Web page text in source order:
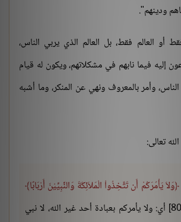
ودينهم".
أو العالم فقط، بل العالم الذي يربي الناس،
إليه فيما نابهم في مشكلاتهم، ويكون له قيام
وأمر بالمعروف ونهي عن المنكر، وما أشبه
تعالى:
وَلاَ يَأْمُرَكُمْ أَن تَتَّخِذُواْ الْمَلاَئِكَةَ وَالنِّبِيِّيْنَ أَرْبَابًا
[سورة آل عمران:80] أي: ولا يأمركم بعبادة أحد غير الله، لا نبي